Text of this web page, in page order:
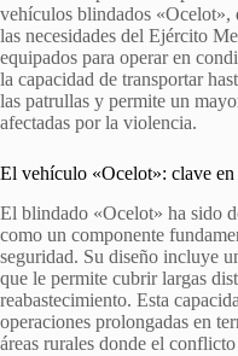
vehículos blindados «Ocelot»,
las necesidades del Ejército
equipados para operar en
la capacidad de transportar
las patrullas y permite un
afectadas por la violencia.
El vehículo «Ocelot»: clave
El blindado «Ocelot» ha sido
como un componente
seguridad. Su diseño incluye
que le permite cubrir largas
reabastecimiento. Esta
operaciones prolongadas en
áreas rurales donde el